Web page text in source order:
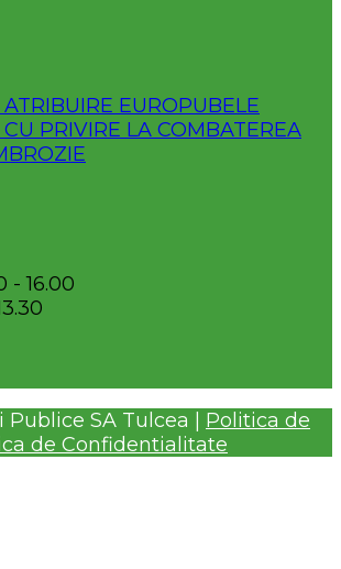
- 16.00
SA Tulcea | Politica de
de Confidentialitate